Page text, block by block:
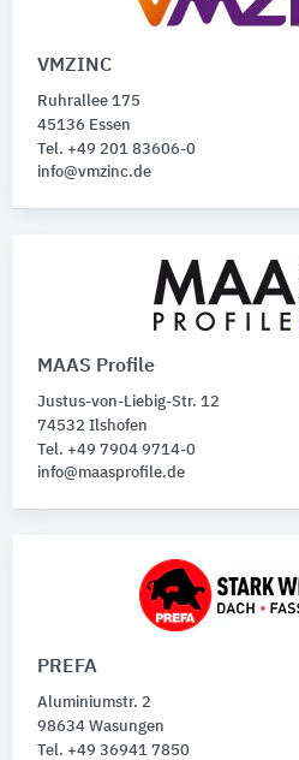
VMZINC
Ruhrallee 175
45136 Essen
Tel. +49 201 83606-0
info@vmzinc.de
MAAS Profile
Justus-von-Liebig-Str. 12
74532 Ilshofen
Tel. +49 7904 9714-0
info@maasprofile.de
PREFA
Aluminiumstr. 2
98634 Wasungen
Tel. +49 36941 7850